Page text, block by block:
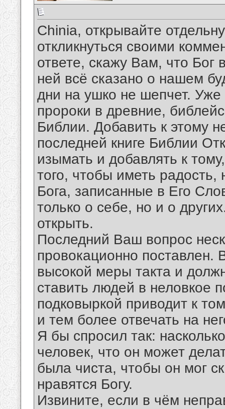
Chinia, открывайте
откликнуться своими
ответе, скажу Вам, что Бог
ней всё сказано о нашем
дни на ушко не шепчет.
пророки в древние,
Библии. Добавить к этому
последней книге Библии
изымать и добавлять к
того, чтобы иметь
Бога, записанные в Его
только о себе, но и о
открыть.
Последний Ваш вопрос
провокационно поставлен.
высокой меры такта и
ставить людей в неловкое
подковыркой приводит к
и тем более отвечать на
Я бы спросил так:
человек, что он может
была чиста, чтобы он мог
нравятся Богу.
Извините, если в чём